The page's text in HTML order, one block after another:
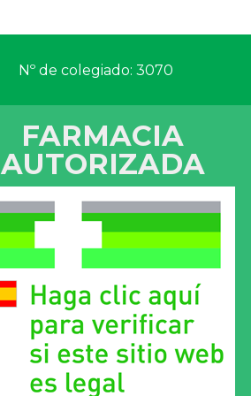
Nº de colegiado: 3070
FARMACIA
AUTORIZADA